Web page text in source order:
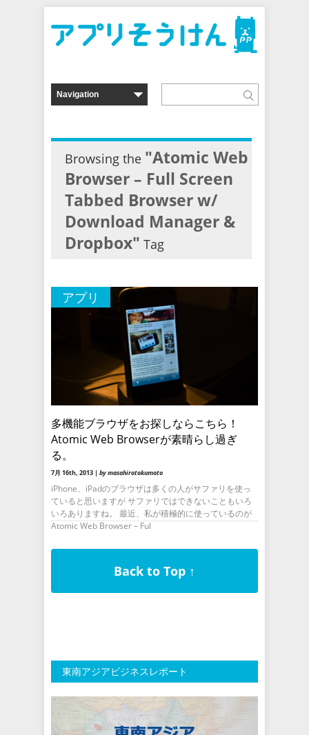
Browsing the "Atomic Web
Browser – Full Screen
Tabbed Browser w/
Download Manager &
Dropbox" Tag
アプリ
多機能ブラウザをお探しならこちら！
Atomic Web Browserが素晴らし過ぎ
る。
7月 16th, 2013 | by masahirotokumoto
iPhone、iPadのブラウザは多くの人がサファリを使っ
ていると思いますが サファリではできないこともいろ
いろありますね。 最近、私が積極的に使っているのが
Atomic Web Browser – Ful
Back to Top ↑
東南アジアビジネスレポート